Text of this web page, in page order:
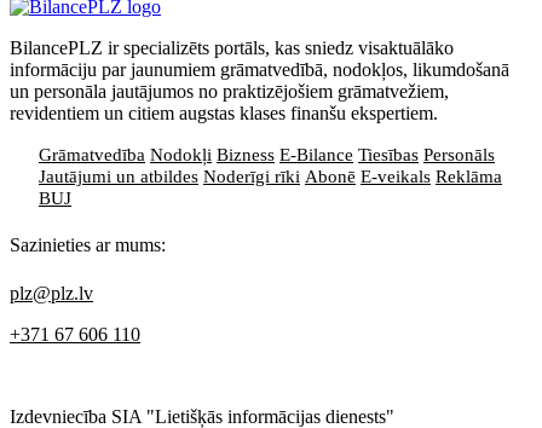
BilancePLZ ir specializēts portāls, kas sniedz visaktuālāko
informāciju par jaunumiem grāmatvedībā, nodokļos, likumdošanā
un personāla jautājumos no praktizējošiem grāmatvežiem,
revidentiem un citiem augstas klases finanšu ekspertiem.
Grāmatvedība Nodokļi Bizness E-Bilance Tiesības Personāls
Jautājumi un atbildes Noderīgi rīki Abonē E-veikals Reklāma
BUJ
Sazinieties ar mums:
plz@plz.lv
+371 67 606 110
Izdevniecība SIA "Lietišķās informācijas dienests"